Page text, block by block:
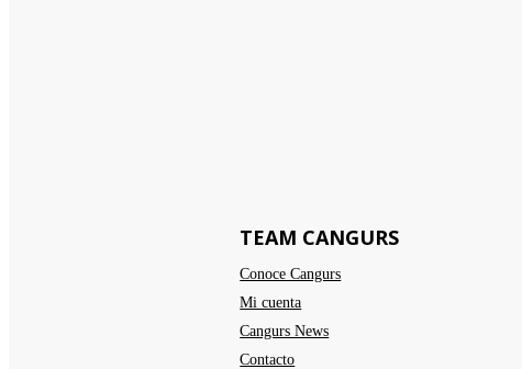
TEAM CANGURS
Conoce Cangurs
Mi cuenta
Cangurs News
Contacto